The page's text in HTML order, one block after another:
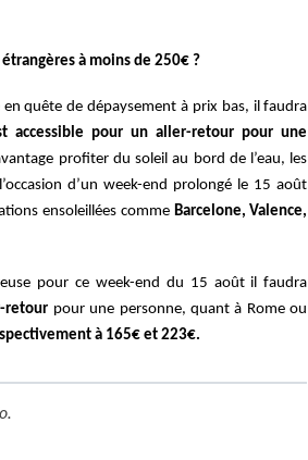
à moins de 250€ ?
quête de dépaysement à prix bas, il faudra
accessible pour un aller-retour pour une
profiter du soleil au bord de l’eau, les
d’un week-end prolongé le 15 août
ensoleillées commeBarcelone, Valence,
pour ce week-end du 15 août il faudra
retour pour une personne, quant à Rome ou
à 165€ et 223€.
.